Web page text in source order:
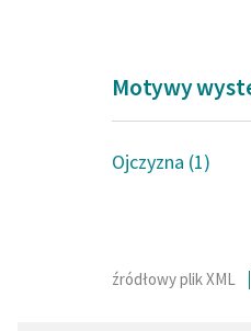
Motywy
Ojczyzna (1)
źródłowy plik XML